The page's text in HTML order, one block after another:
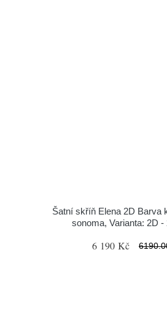
Šatní skříň Elena 2D Barva
sonoma, Varianta: 2D -
6 190 Kč